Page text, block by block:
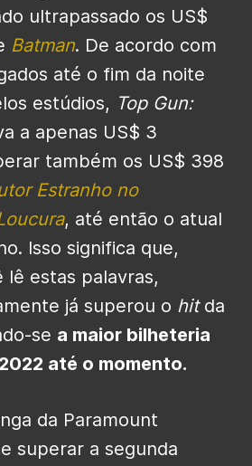
ultrapassado os US$
Batman. De acordo com
até o fim da noite
estúdios, Top Gun:
a apenas US$ 3
também os US$ 398
Estranho no
, até então o atual
Isso significa que,
lê estas palavras,
já superou o hitda
se a maior bilheteria
até o momento.
da Paramount
superar a segunda